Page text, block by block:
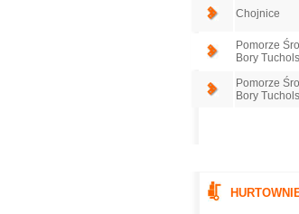
Chojnice
Pomorze
Bory
Pomorze
Bory